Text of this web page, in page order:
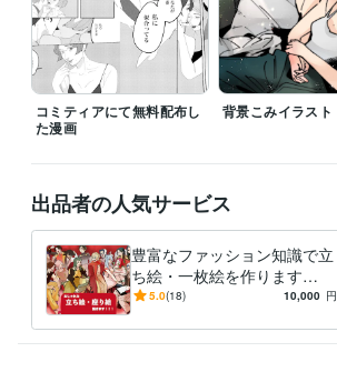
コミティアにて無料配布し
た漫画
背景こみイラスト
出品者の人気サービス
豊富なファッション知識で立
ち絵・一枚絵を作ります
【短納期】色彩豊かな作風
鮮やかに！
5.0(18) 10,000 円